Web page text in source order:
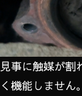
見事に触媒が割
く機能しません。